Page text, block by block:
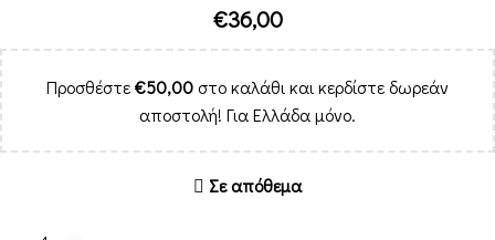
€36,00
Προσθέστε€50,00στο καλάθι και κερδίστε δωρεάν
αποστολή! Για Ελλάδα μόνο.
Σε απόθεμα